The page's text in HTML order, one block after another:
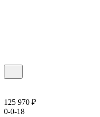
125 970 ₽
0-0-18